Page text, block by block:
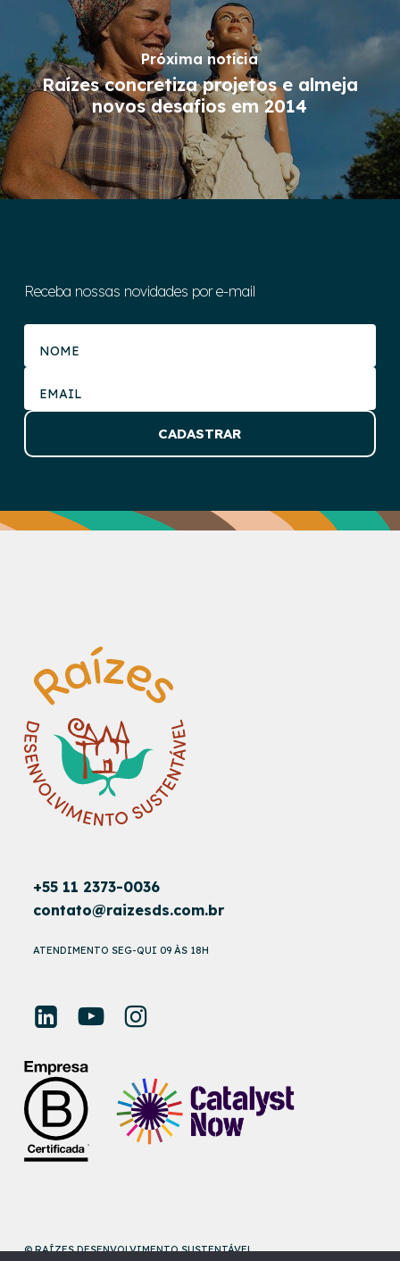
Próxima notícia
Raízes concretiza projetos e almeja
novos desafios em 2014
Receba nossas novidades por e-mail
+55 11 2373-0036
contato@raizesds.com.br
ATENDIMENTO SEG-QUI 09 ÀS 18H
© RAÍZES DESENVOLVIMENTO SUSTENTÁVEL